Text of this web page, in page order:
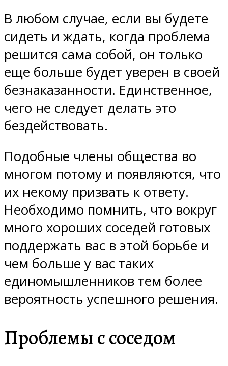
В любом случае, если вы будете
сидеть и ждать, когда проблема
решится сама собой, он только
еще больше будет уверен в своей
безнаказанности. Единственное,
чего не следует делать это
бездействовать.
Подобные члены общества во
многом потому и появляются, что
их некому призвать к ответу.
Необходимо помнить, что вокруг
много хороших соседей готовых
поддержать вас в этой борьбе и
чем больше у вас таких
единомышленников тем более
вероятность успешного решения.
Проблемы с соседом